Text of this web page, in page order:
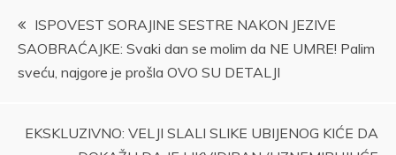
Kretanje
članka
ISPOVEST SORAJINE SESTRE NAKON JEZIVE
SAOBRAĆAJKE: Svaki dan se molim da NE UMRE! Palim
sveću, najgore je prošla OVO SU DETALJI
EKSKLUZIVNO: VELJI SLALI SLIKE UBIJENOG KIĆE DA